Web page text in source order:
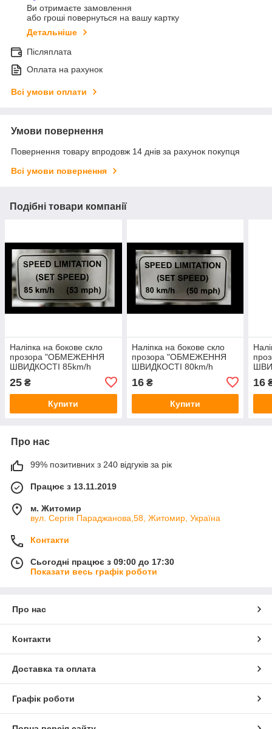
Ви отримаєте замовлення
або гроші повернуться на вашу картку
Детальніше
Післяплата
Оплата на рахунок
Всі умови оплати
Умови повернення
Повернення товару впродовж 14 днів за рахунок покупця
Всі умови повернення
Подібні товари компанії
Наліпка на бокове скло
прозора "ОБМЕЖЕННЯ
ШВИДКОСТІ 85km/h
25 ₴
Купити
Наліпка на бокове скло
прозора "ОБМЕЖЕННЯ
ШВИДКОСТІ 80km/h
16₴
Купити
16
Про нас
99% позитивних з 240 відгуків за рік
Працює з 13.11.2019
м. Житомир
вул. Сергія Параджанова,58, Житомир, Україна
Контакти
Сьогодні працює з 09:00 до 17:30
Показати весь графік роботи
Про нас
Контакти
Доставка та оплата
Графік роботи